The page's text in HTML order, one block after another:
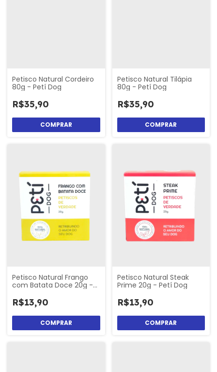
Petisco Natural Cordeiro
80g - Petí Dog
R$35,90
Petisco Natural Tilápia
80g - Petí Dog
R$35,90
Petisco Natural Frango
com Batata Doce 20g -
R$13,90
Petisco Natural Steak
Prime 20g - Petí Dog
R$13,90